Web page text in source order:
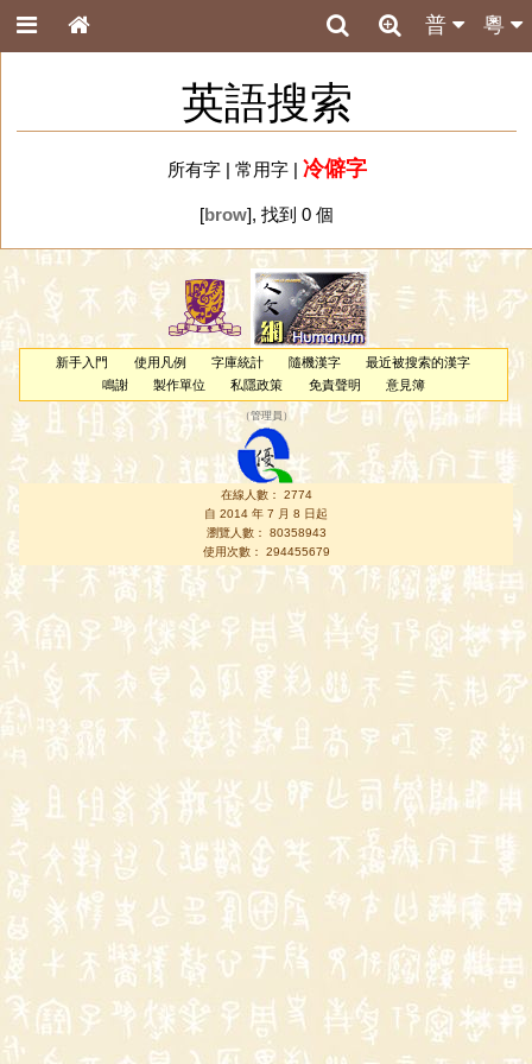
粵
普
英語搜索
所有字| 常用字| 冷僻字
[brow], 找到 0 個
新手入門 使用凡例 字庫統計 隨機漢字
最近被搜索的漢字
鳴謝
製作單位 私隱政策 免責聲明 意見簿
（管理員 ）
在線人數： 2774
自 2014 年 7 月 8 日起
瀏覽人數： 80358943
使用次數： 294455679